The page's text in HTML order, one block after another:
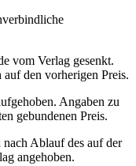
vom Verlag gesenkt.
auf den vorherigen Preis.
Angaben zu
gebundenen Preis.
Ablauf des auf der
angehoben.